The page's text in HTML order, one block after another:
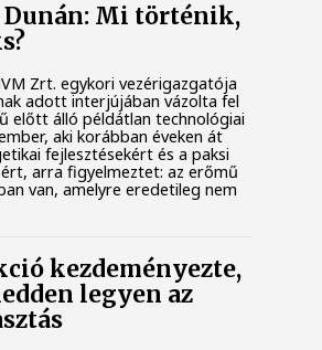
Dunán: Mi történik,
Zrt. egykori vezérigazgatója
adott interjújában vázolta fel
előtt álló példátlan technológiai
aki korábban éveken át
fejlesztésekért és a paksi
arra figyelmeztet: az erőmű
van, amelyre eredetileg nem
kezdeményezte,
legyen az